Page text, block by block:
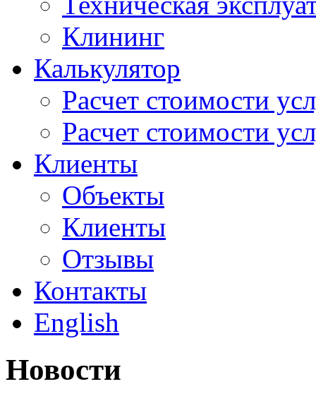
Клининг
Калькулятор
Расчет стоимости
Расчет стоимости
Клиенты
Объекты
Клиенты
Отзывы
Контакты
English
Новости